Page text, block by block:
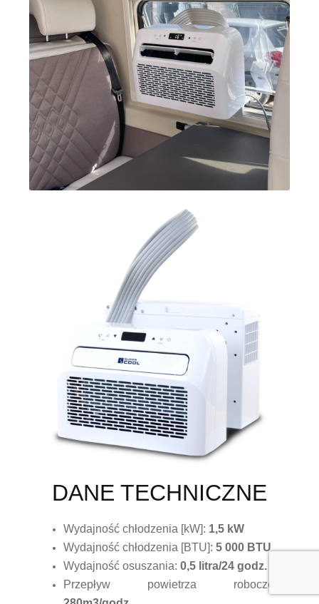
DANE TECHNICZNE
Wydajność chłodzenia [kW]: 1,5 kW
Wydajność chłodzenia [BTU]:5 000 BTU
Wydajność osuszania:0,5 litra/24 godz.
Przepływ powietrza roboczego: